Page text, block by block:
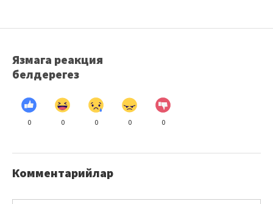
Язмага реакция
белдерегез
0 0 0 0 0
Комментарийлар